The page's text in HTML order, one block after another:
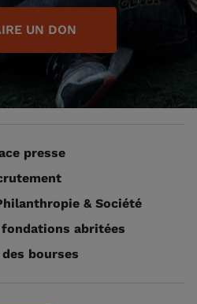
UN DON
presse
& Société
abritées
bourses